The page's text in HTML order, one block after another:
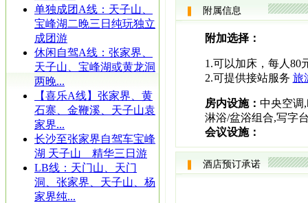
单独成团A线：天子山、
宝峰湖二晚三日纯玩独立
成团游
休闲自驾A线：张家界、
天子山、宝峰湖或黄龙洞
两晚...
【喜乐A线】张家界、黄
石寨、金鞭溪、天子山袁
家界...
长沙至张家界自驾车宝峰
湖 天子山 精华三日游
LB线：天门山、天门
洞、张家界、天子山、杨
家界纯...
附属信息
附加选择：
1.可以加床，每人80
2.可提供接站服务 旅
房内设施： 中央空调
淋浴/盆浴组合,写字
会议设施：
酒店预订承诺